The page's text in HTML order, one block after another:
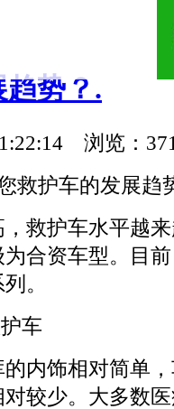
势？.
浏览：
救护车的发展趋
救护车水平越
合资车型。目
。
车
内饰相对简单
较少。大多数